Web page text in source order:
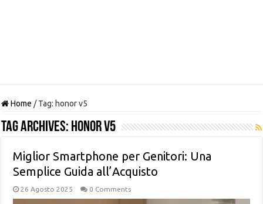
Home / Tag: honor v5
Tag Archives: honor v5
Miglior Smartphone per Genitori: Una
Semplice Guida all’Acquisto
26 Agosto 2025 0 Comments